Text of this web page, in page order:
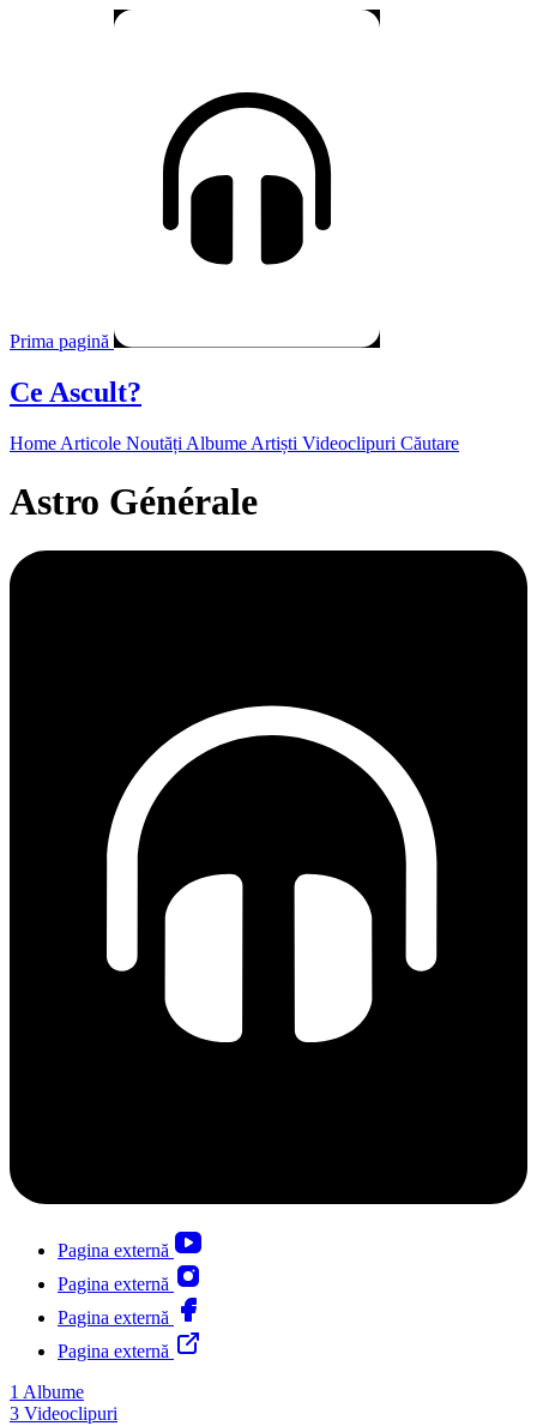
Prima pagină
Ce Ascult?
Home Articole Noutăți Albume Artiști Videoclipuri Căutare
Astro Générale
Pagina externă
Pagina externă
Pagina externă
Pagina externă
1 Albume
3 Videoclipuri